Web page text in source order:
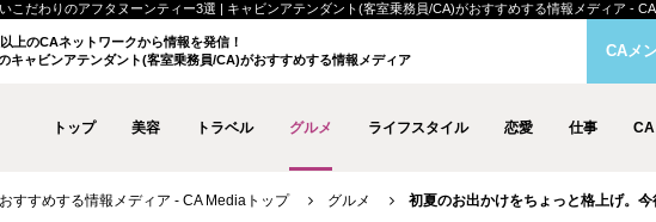
こだわりのアフタヌーンティー3選 | キャビンアテンダント(客室乗務員/CA)がおすすめする情報メディア -
上のCAネットワークから情報を発信！
キャビンアテンダント(客室乗務員/CA)がおすすめする情報メディア
トップ 美容 トラベル グルメ ライフスタイル 恋愛 仕事 CA
CAメ
すすめする情報メディア - CA Mediaトップ グルメ 初夏のお出かけをちょっと格上げ。